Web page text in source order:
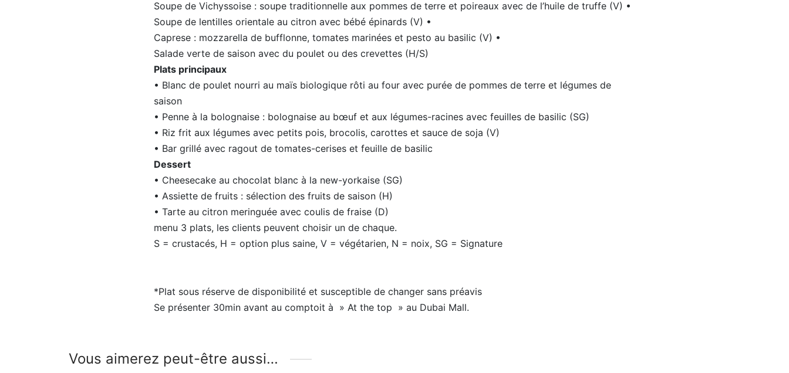
Soupe de Vichyssoise : soupe traditionnelle aux pommes de terre et poireaux avec de l’huile de truffe (V) •
Soupe de lentilles orientale au citron avec bébé épinards (V) •
Caprese : mozzarella de bufflonne, tomates marinées et pesto au basilic (V) •
Salade verte de saison avec du poulet ou des crevettes (H/S)
Plats principaux
• Blanc de poulet nourri au maïs biologique rôti au four avec purée de pommes de terre et légumes de
saison
• Penne à la bolognaise : bolognaise au bœuf et aux légumes-racines avec feuilles de basilic (SG)
• Riz frit aux légumes avec petits pois, brocolis, carottes et sauce de soja (V)
• Bar grillé avec ragout de tomates-cerises et feuille de basilic
Dessert
• Cheesecake au chocolat blanc à la new-yorkaise (SG)
• Assiette de fruits : sélection des fruits de saison (H)
• Tarte au citron meringuée avec coulis de fraise (D)
menu 3 plats, les clients peuvent choisir un de chaque.
S = crustacés, H = option plus saine, V = végétarien, N = noix, SG = Signature
*Plat sous réserve de disponibilité et susceptible de changer sans préavis
Se présenter 30min avant au comptoit à » At the top » au Dubai Mall.
Vous aimerez peut-être aussi…